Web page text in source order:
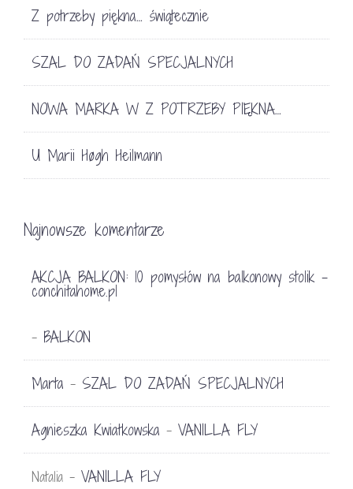
Z potrzeby piękna… świątecznie
SZAL DO ZADAŃ SPECJALNYCH
NOWA MARKA W Z POTRZEBY PIĘKNA…
U Marii Høgh Heilmann
Najnowsze komentarze
AKCJA BALKON: 10 pomysłów na balkonowy stolik -
conchitahome.pl
- BALKON
Marta - SZAL DO ZADAŃ SPECJALNYCH
Agnieszka Kwiatkowska - VANILLA FLY
Natalia - VANILLA FLY